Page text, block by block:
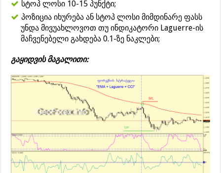
სტოპ ლოსი 10-15 პუნქტი;
პოზიცია იხურება ან სტოპ ლოსი მიმდინარე ფასს
უნდა მივუახლოვოთ თუ ინდიკატორი Laguerre-ის
მაჩვენებელი გახდება 0.1-ზე ნაკლები;
გაყიდვის მაგალითი: